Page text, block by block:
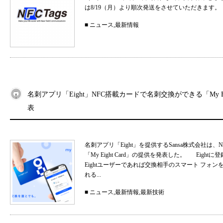
は8/19（月）より順次発送をさせていただき
■ ニュース,最新情報
名刺アプリ「Eight」NFC搭載カードで名刺交換ができる「My
表
名刺アプリ「Eight」を提供するSansa株式会社は
「My Eight Card」の提供を発表した。 Eightに
Eightユーザーであれば交換相手のスマート フォン
れる...
■ ニュース,最新情報,最新技術